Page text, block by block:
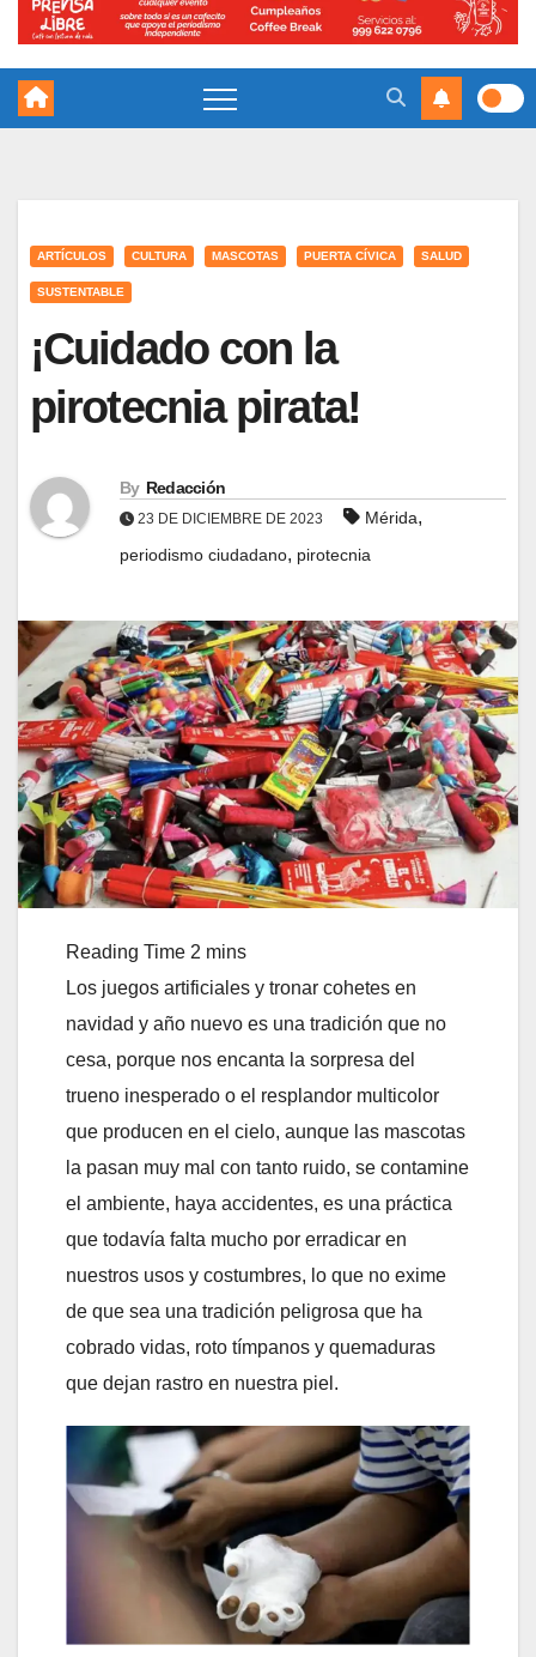
ARTÍCULOS CULTURA MASCOTAS PUERTA CÍVICA SALUD
SUSTENTABLE
¡Cuidado con la
pirotecnia pirata!
By Redacción
23 DE DICIEMBRE DE 2023 Mérida,
periodismo ciudadano, pirotecnia
Los juegos artificiales y tronar cohetes en
navidad y año nuevo es una tradición que no
cesa, porque nos encanta la sorpresa del
trueno inesperado o el resplandor multicolor
que producen en el cielo, aunque las mascotas
la pasan muy mal con tanto ruido, se contamine
el ambiente, haya accidentes, es una práctica
que todavía falta mucho por erradicar en
nuestros usos y costumbres, lo que no exime
de que sea una tradición peligrosa que ha
cobrado vidas, roto tímpanos y quemaduras
que dejan rastro en nuestra piel.